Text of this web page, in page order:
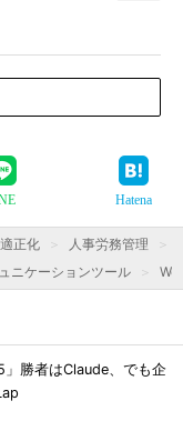
Hatena
正化 人事労務管理
ニケーションツール
」勝者はClaude、でも企